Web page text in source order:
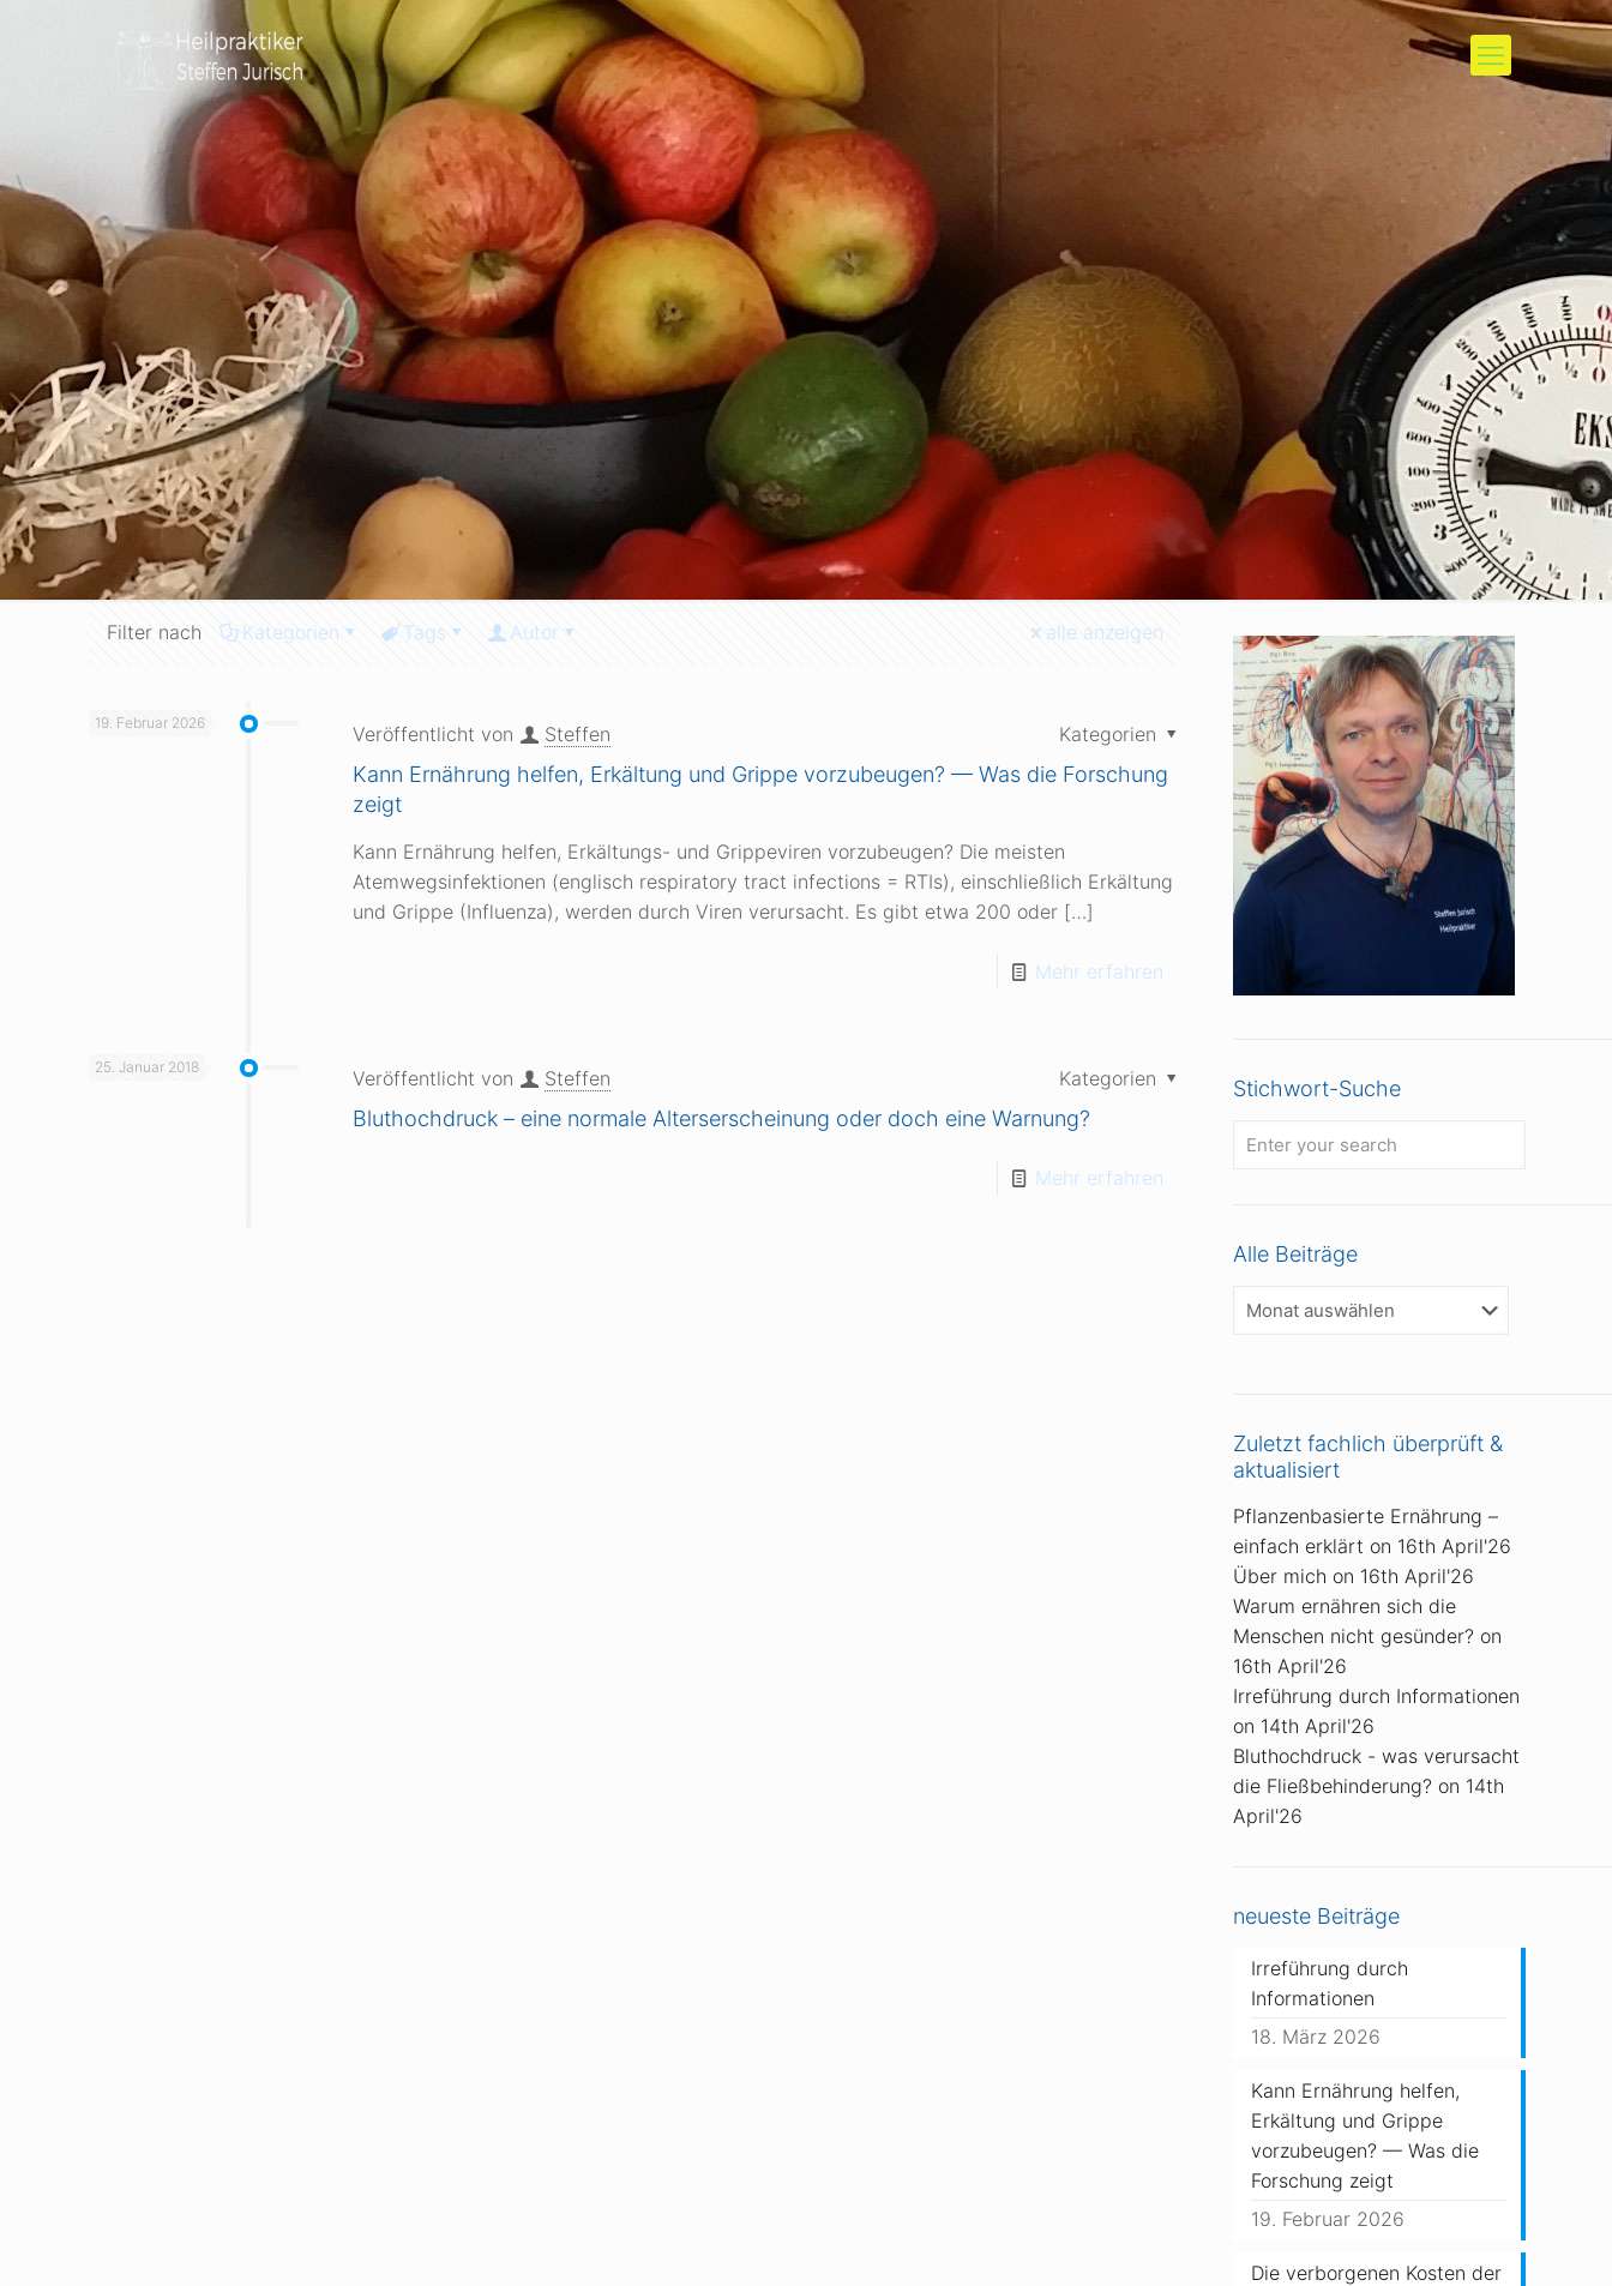
Filter nach Kategorien Tags Autor alle anzeigen
19. Februar 2026 Veröffentlicht von Steffen Kategorien
Kann Ernährung helfen, Erkältung und Grippe vorzubeugen? — Was die Forschung
zeigt
Kann Ernährung helfen, Erkältungs- und Grippeviren vorzubeugen? Die meisten
Atemwegsinfektionen (englisch respiratory tract infections = RTIs), einschließlich Erkältung
und Grippe (Influenza), werden durch Viren verursacht. Es gibt etwa 200 oder […]
Mehr erfahren
25. Januar 2018 Veröffentlicht von Steffen Kategorien
Bluthochdruck – eine normale Alterserscheinung oder doch eine Warnung?
Mehr erfahren
Stichwort-Suche
Alle Beiträge
Alle
Zuletzt fachlich überprüft &
aktualisiert
Pflanzenbasierte Ernährung –
einfach erklärt on 16th April'26
Über mich on 16th April'26
Warum ernähren sich die
Menschen nicht gesünder? on
16th April'26
Irreführung durch Informationen
on 14th April'26
Bluthochdruck - was verursacht
die Fließbehinderung? on 14th
April'26
neueste Beiträge
Irreführung durch
Informationen
18. März 2026
Kann Ernährung helfen,
Erkältung und Grippe
vorzubeugen? — Was die
Forschung zeigt
19. Februar 2026
Die verborgenen Kosten der